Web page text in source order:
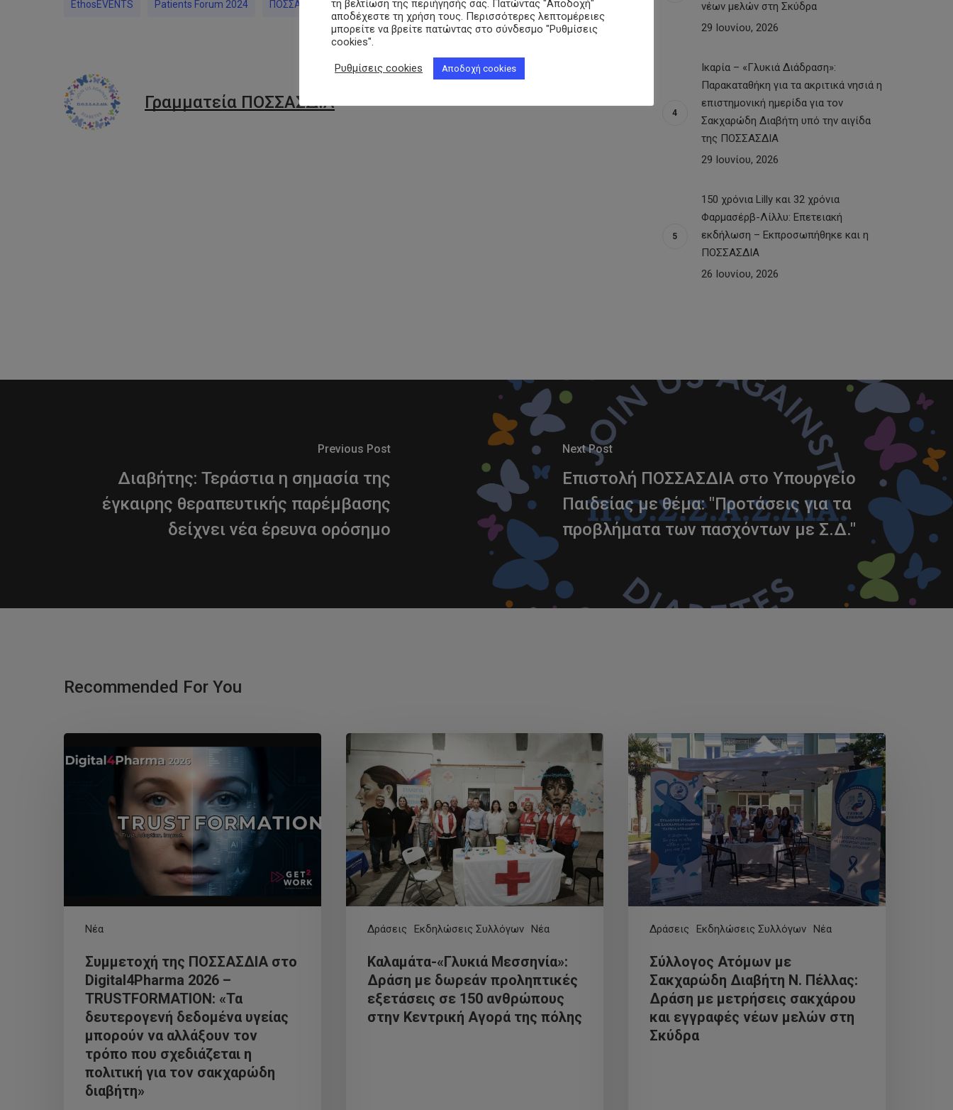
EthosEVENTS Patients Forum 2024 ΠΟΣΣΑΣΔΙΑ
Γραμματεία ΠΟΣΣΑΣΔΙΑ
νέων μελών στη Σκύδρα
29 Ιουνίου, 2026
Ικαρία – «Γλυκιά Διάδραση»:
Παρακαταθήκη για τα ακριτικά νησιά η
επιστημονική ημερίδα για τον
Σακχαρώδη Διαβήτη υπό την αιγίδα
της ΠΟΣΣΑΣΔΙΑ
29 Ιουνίου, 2026
150 χρόνια Lilly και 32 χρόνια
Φαρμασέρβ-Λίλλυ: Eπετειακή
εκδήλωση – Εκπροσωπήθηκε και η
ΠΟΣΣΑΣΔΙΑ
26 Ιουνίου, 2026
Previous Post
Διαβήτης: Τεράστια η σημασία της
έγκαιρης θεραπευτικής παρέμβασης
δείχνει νέα έρευνα ορόσημο
Next Post
Επιστολή ΠΟΣΣΑΣΔΙΑ στο Υπουργείο
Παιδείας με θέμα: "Προτάσεις για τα
προβλήματα των πασχόντων με Σ.Δ."
Recommended For You
Νέα
Συμμετοχή της ΠΟΣΣΑΣΔΙΑ στο
Digital4Pharma 2026 –
TRUSTFORMATION: «Τα
δευτερογενή δεδομένα υγείας
μπορούν να αλλάξουν τον
τρόπο που σχεδιάζεται η
πολιτική για τον σακχαρώδη
διαβήτη»
Δράσεις Εκδηλώσεις Συλλόγων Νέα
Καλαμάτα-«Γλυκιά Μεσσηνία»:
Δράση με δωρεάν προληπτικές
εξετάσεις σε 150 ανθρώπους
στην Κεντρική Αγορά της πόλης
Δράσεις Εκδηλώσεις Συλλόγων Νέα
Σύλλογος Ατόμων με
Σακχαρώδη Διαβήτη Ν. Πέλλας:
Δράση με μετρήσεις σακχάρου
και εγγραφές νέων μελών στη
Σκύδρα
τη βελτίωση της περιήγησής σας. Πατώντας "Αποδοχή"
αποδέχεστε τη χρήση τους. Περισσότερες λεπτομέρειες
μπορείτε να βρείτε πατώντας στο σύνδεσμο "Ρυθμίσεις
cookies".
Ρυθμίσεις cookies Αποδοχή cookies